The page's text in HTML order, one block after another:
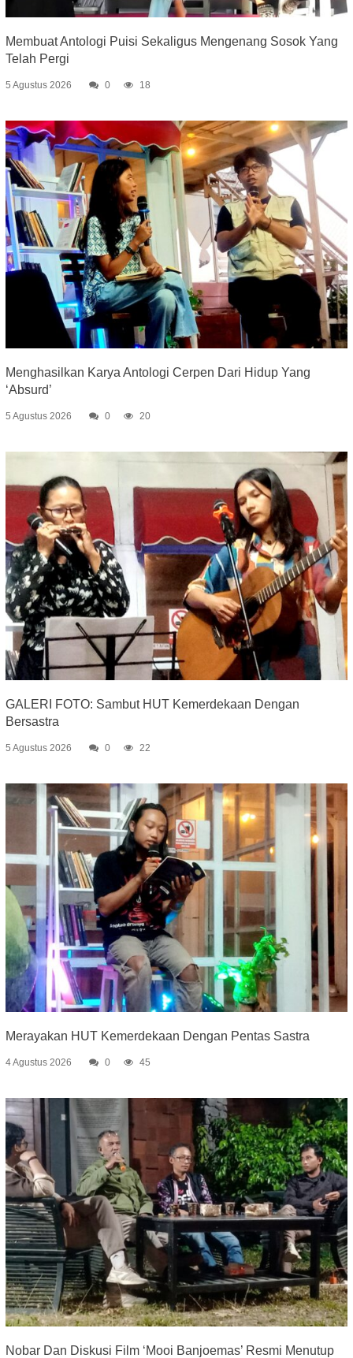
Membuat Antologi Puisi Sekaligus Mengenang Sosok Yang
Telah Pergi
5 Agustus 2026 0 18
Menghasilkan Karya Antologi Cerpen Dari Hidup Yang
‘Absurd’
5 Agustus 2026 0 20
GALERI FOTO: Sambut HUT Kemerdekaan Dengan
Bersastra
5 Agustus 2026 0 22
Merayakan HUT Kemerdekaan Dengan Pentas Sastra
4 Agustus 2026 0 45
Nobar Dan Diskusi Film ‘Mooi Banjoemas’ Resmi Menutup